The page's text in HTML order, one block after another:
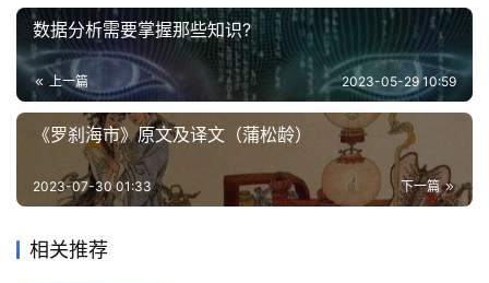
具
问
答
用
登录 注册
每天进步一点点! - 51开心Go阅读网 网络转载，经 零妖贰捌整
理后发布（声明：本站所有文章仅供学习，版权归原作者所
有；若有侵权，请联系在线客服进行删除，文章链接：
https://www.51kxg.com/archives/11178。)
数据分析需要掌握那些知识?
上一篇 2023-05-29 10:59
《罗刹海市》原文及译文（蒲松龄）
下一篇
2023-07-30 01:33
相关推荐